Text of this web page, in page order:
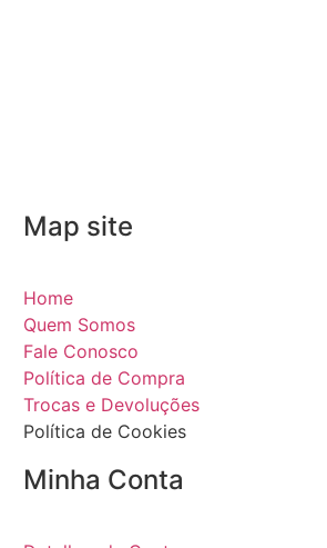
Map site
Home
Quem Somos
Fale Conosco
Política de Compra
Trocas e Devoluções
Política de Cookies
Minha Conta